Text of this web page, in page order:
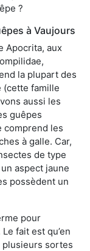
?
à Vaujours
Apocrita, aux
la plupart des
(cette famille
aussi les
guêpes
comprend les
à galle. Car,
de type
aspect jaune
possèdent un
pour
fait est qu’en
plusieurs sortes